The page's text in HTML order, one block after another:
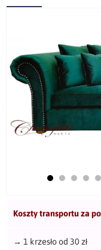
Koszty transportu za
→ 1 krzesło od 30 zł